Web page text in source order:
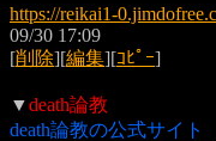
https://reikai1-
09/30 17:09
[削除][編集][ｺﾋﾟｰ]
▼death論教
death論教の公式サイト